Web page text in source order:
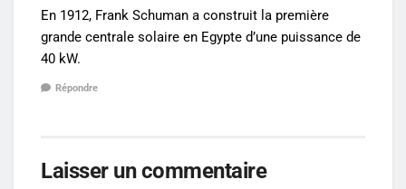
En 1912, Frank Schuman a construit la première
grande centrale solaire en Egypte d’une puissance de
40 kW.
Répondre
Laisser un commentaire